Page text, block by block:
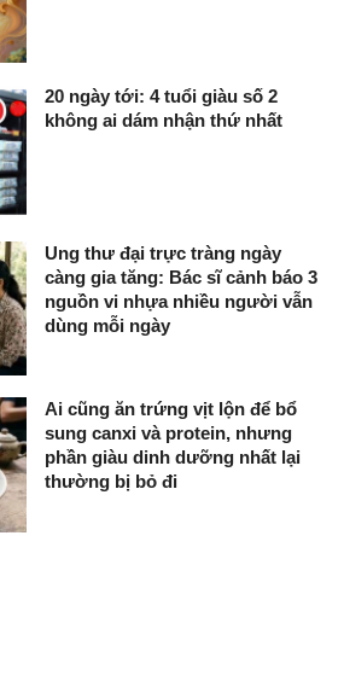
20 ngày tới: 4 tuổi giàu số 2
không ai dám nhận thứ nhất
Ung thư đại trực tràng ngày
càng gia tăng: Bác sĩ cảnh báo 3
nguồn vi nhựa nhiều người vẫn
dùng mỗi ngày
Ai cũng ăn trứng vịt lộn để bổ
sung canxi và protein, nhưng
phần giàu dinh dưỡng nhất lại
thường bị bỏ đi